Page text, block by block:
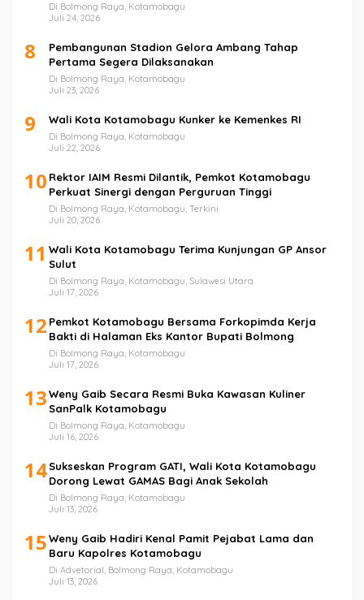
Di Bolmong Raya, Kotamobagu
Juli 24, 2026
8
Pembangunan Stadion Gelora Ambang Tahap
Pertama Segera Dilaksanakan
Di Bolmong Raya, Kotamobagu
Juli 23, 2026
9 Wali Kota Kotamobagu Kunker ke Kemenkes RI
Di Bolmong Raya, Kotamobagu
Juli 22, 2026
10 Rektor IAIM Resmi Dilantik, Pemkot Kotamobagu
Perkuat Sinergi dengan Perguruan Tinggi
Di Bolmong Raya, Kotamobagu, Terkini
Juli 20, 2026
11 Wali Kota Kotamobagu Terima Kunjungan GP Ansor
Sulut
Di Bolmong Raya, Kotamobagu, Sulawesi Utara
Juli 17, 2026
12 Pemkot Kotamobagu Bersama Forkopimda Kerja
Bakti di Halaman Eks Kantor Bupati Bolmong
Di Bolmong Raya, Kotamobagu
Juli 17, 2026
13Weny Gaib Secara Resmi Buka Kawasan Kuliner
SanPalk Kotamobagu
Di Bolmong Raya, Kotamobagu
Juli 16, 2026
14Sukseskan Program GATI, Wali Kota Kotamobagu
Dorong Lewat GAMAS Bagi Anak Sekolah
Di Bolmong Raya, Kotamobagu
Juli 13, 2026
15Weny Gaib Hadiri Kenal Pamit Pejabat Lama dan
Baru Kapolres Kotamobagu
Di Advetorial, Bolmong Raya, Kotamobagu
Juli 13, 2026